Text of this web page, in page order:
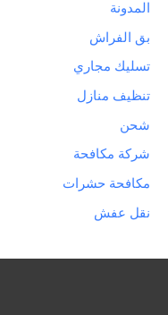
المدونة
بق الفراش
تسليك مجاري
تنظيف منازل
شحن
شركة مكافحة
مكافحة حشرات
نقل عفش